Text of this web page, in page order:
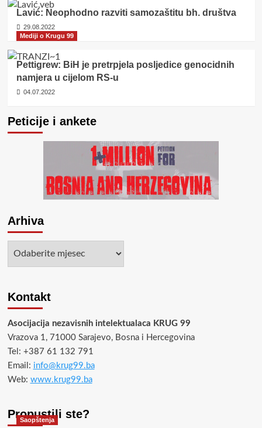
Lavić: Neophodno razviti samozaštitu bh. društva
29.08.2022
Mediji o Krugu 99
Pettigrew: BiH je pretrpjela posljedice genocidnih
namjera u cijelom RS-u
04.07.2022
Peticije i ankete
Arhiva
Kontakt
Asocijacija nezavisnih intelektualaca KRUG 99
Vrazova 1, 71000 Sarajevo, Bosna i Hercegovina
Tel: +387 61 132 791
Email: info@krug99.ba
Web: www.krug99.ba
Propustili ste?
Saopštenja